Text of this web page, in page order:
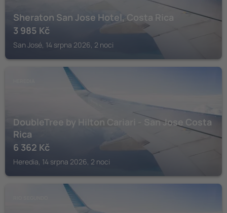
Sheraton San Jose Hotel, Costa Rica
3 985 Kč
San José, 14 srpna 2026, 2 noci
DoubleTree by Hilton Cariari - San Jose Costa
Rica
6 362 Kč
Heredia, 14 srpna 2026, 2 noci